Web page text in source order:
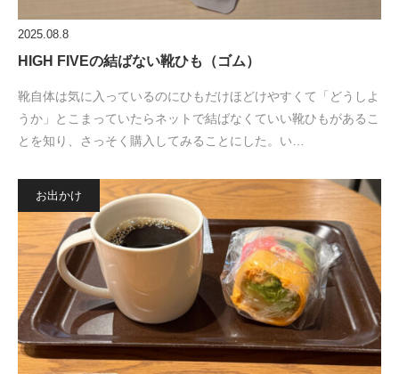
2025.08.8
HIGH FIVEの結ばない靴ひも（ゴム）
靴自体は気に入っているのにひもだけほどけやすくて「どうしよ
うか」とこまっていたらネットで結ばなくていい靴ひもがあるこ
とを知り、さっそく購入してみることにした。い…
お出かけ